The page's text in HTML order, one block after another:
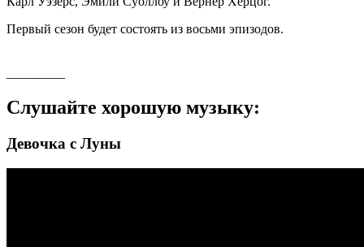
Первый сезон будет состоять из восьми эпизодов.
Слушайте хорошую музыку:
Девочка с Луны